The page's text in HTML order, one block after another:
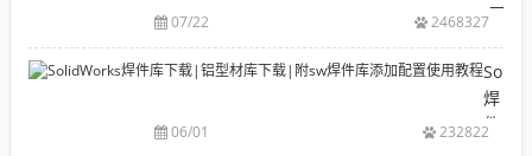
下
目
录
07/22 2468327
焊
件
06/01 232822